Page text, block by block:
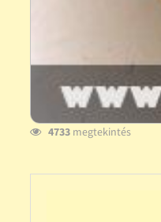
4733 megtekintés